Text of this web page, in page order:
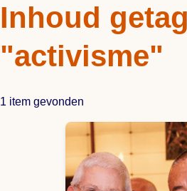
Inhoud
"activisme"
1 item gevonden